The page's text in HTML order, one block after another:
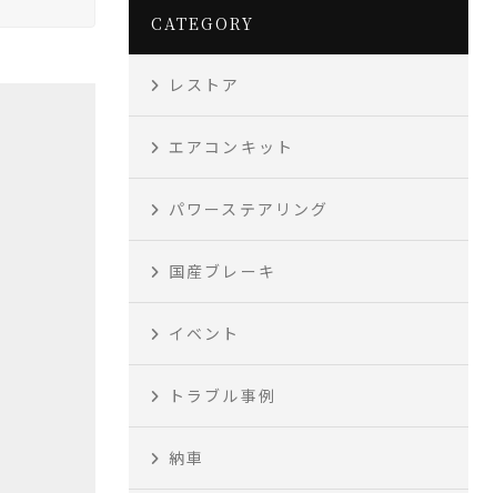
CATEGORY
レストア
エアコンキット
パワーステアリング
国産ブレーキ
イベント
トラブル事例
納車